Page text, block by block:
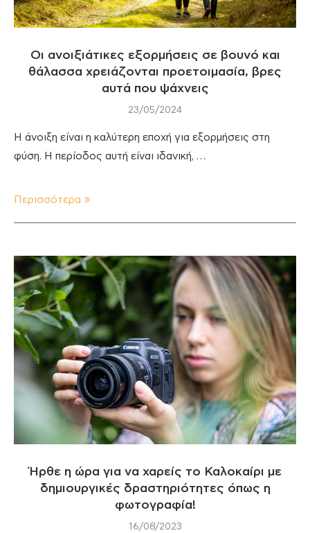
Οι ανοιξιάτικες εξορμήσεις σε βουνό και
θάλασσα χρειάζονται προετοιμασία, βρες
αυτά που ψάχνεις
23/05/2024
Η άνοιξη είναι η καλύτερη εποχή για εξορμήσεις στη
φύση. Η περίοδος αυτή είναι ιδανική, …
Περισσότερα
Ήρθε η ώρα για να χαρείς το Καλοκαίρι με
δημιουργικές δραστηριότητες όπως η
φωτογραφία!
16/08/2023